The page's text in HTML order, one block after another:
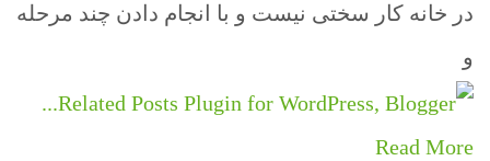
در خانه کار سختی نیست و با انجام دادن چند مرحله
و
Read More